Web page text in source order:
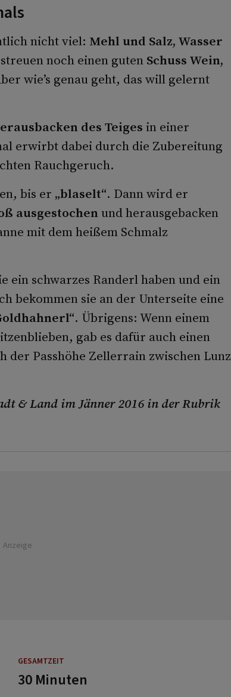
nicht viel: Mehl und Salz, Wasser
noch einen guten Schuss Wein,
wie’s genau geht, das will gelernt
des Teiges in einer
erwirbt dabei durch die Zubereitung
Rauchgeruch.
bis er „blaselt“. Dann wird er
ausgestochenund herausgebacken
mit dem heißem Schmalz
ein schwarzes Randerl haben und ein
bekommen sie an der Unterseite eine
. Übrigens: Wenn einem
gab es dafür auch einen
der Passhöhe Zellerrain zwischen Lunz
& Land im Jänner 2016 in der Rubrik
Anzeige
GESAMTZEIT
30 Minuten